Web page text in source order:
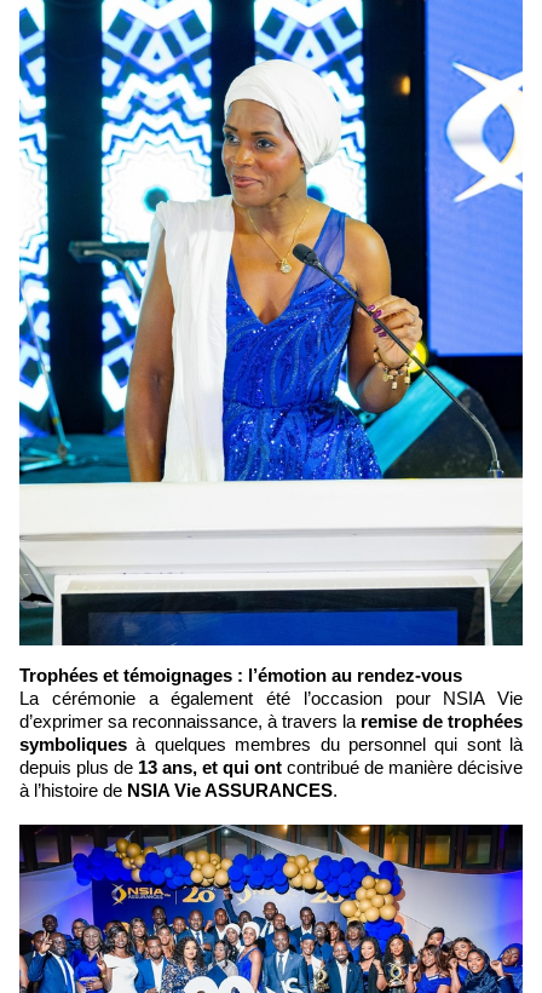
Trophées et témoignages : l’émotion au rendez-vous
La cérémonie a également été l’occasion pour NSIA Vie
d’exprimer sa reconnaissance, à travers la remise de trophées
symboliques à quelques membres du personnel qui sont là
depuis plus de 13 ans, et qui ont contribué de manière décisive
à l’histoire de NSIA Vie ASSURANCES.